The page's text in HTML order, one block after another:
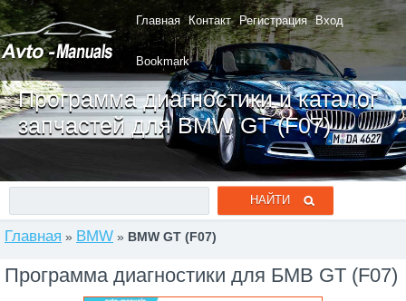
Главная Контакт Регистрация Вход
Bookmark
Программа диагностики и каталог
запчастей для BMW GT (F07)
Главная » BMW » BMW GT (F07)
Программа диагностики для БМВ GT (F07)